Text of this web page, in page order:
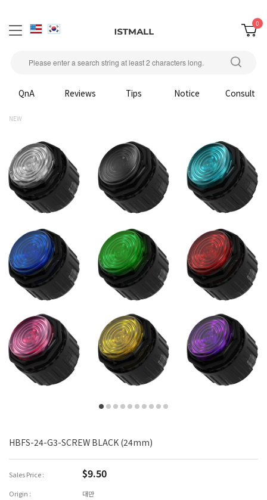
0
QnA Reviews Tips Notice Consult
NEW
HBFS-24-G3-SCREW BLACK (24mm)
Sales Price : $9.50
Origin :
대만